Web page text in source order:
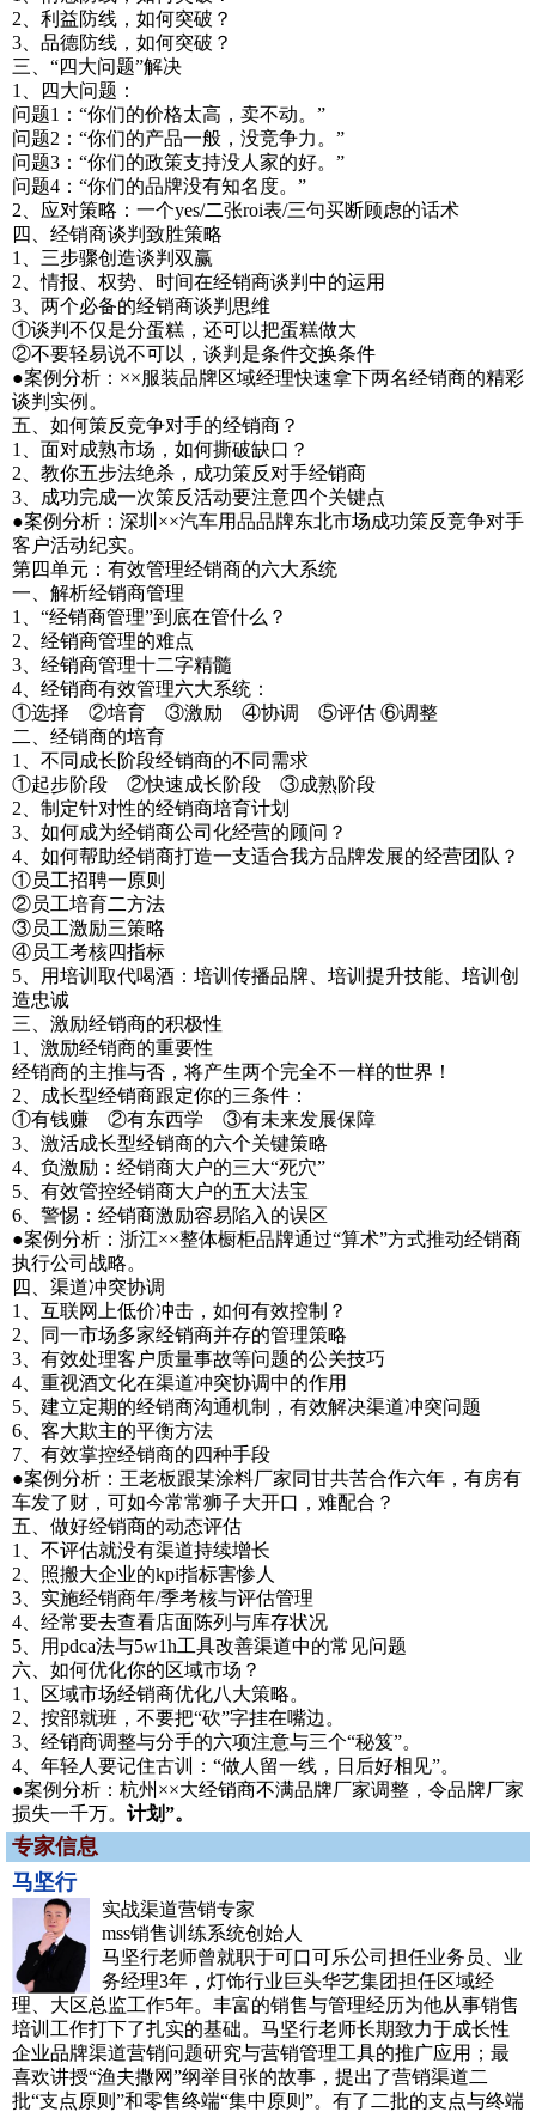
2、利益防线，如何突破？
3、品德防线，如何突破？
三、“四大问题”解决
1、四大问题：
问题1：“你们的价格太高，卖不动。”
问题2：“你们的产品一般，没竞争力。”
问题3：“你们的政策支持没人家的好。”
问题4：“你们的品牌没有知名度。”
2、应对策略：一个yes/二张roi表/三句买断顾虑的话术
四、经销商谈判致胜策略
1、三步骤创造谈判双赢
2、情报、权势、时间在经销商谈判中的运用
3、两个必备的经销商谈判思维
①谈判不仅是分蛋糕，还可以把蛋糕做大
②不要轻易说不可以，谈判是条件交换条件
●案例分析：××服装品牌区域经理快速拿下两名经销商的精彩
谈判实例。
五、如何策反竞争对手的经销商？
1、面对成熟市场，如何撕破缺口？
2、教你五步法绝杀，成功策反对手经销商
3、成功完成一次策反活动要注意四个关键点
●案例分析：深圳××汽车用品品牌东北市场成功策反竞争对手
客户活动纪实。
第四单元：有效管理经销商的六大系统
一、解析经销商管理
1、“经销商管理”到底在管什么？
2、经销商管理的难点
3、经销商管理十二字精髓
4、经销商有效管理六大系统：
①选择 ②培育 ③激励 ④协调 ⑤评估 ⑥调整
二、经销商的培育
1、不同成长阶段经销商的不同需求
①起步阶段 ②快速成长阶段 ③成熟阶段
2、制定针对性的经销商培育计划
3、如何成为经销商公司化经营的顾问？
4、如何帮助经销商打造一支适合我方品牌发展的经营团队？
①员工招聘一原则
②员工培育二方法
③员工激励三策略
④员工考核四指标
5、用培训取代喝酒：培训传播品牌、培训提升技能、培训创
造忠诚
三、激励经销商的积极性
1、激励经销商的重要性
经销商的主推与否，将产生两个完全不一样的世界！
2、成长型经销商跟定你的三条件：
①有钱赚 ②有东西学 ③有未来发展保障
3、激活成长型经销商的六个关键策略
4、负激励：经销商大户的三大“死穴”
5、有效管控经销商大户的五大法宝
6、警惕：经销商激励容易陷入的误区
●案例分析：浙江××整体橱柜品牌通过“算术”方式推动经销商
执行公司战略。
四、渠道冲突协调
1、互联网上低价冲击，如何有效控制？
2、同一市场多家经销商并存的管理策略
3、有效处理客户质量事故等问题的公关技巧
4、重视酒文化在渠道冲突协调中的作用
5、建立定期的经销商沟通机制，有效解决渠道冲突问题
6、客大欺主的平衡方法
7、有效掌控经销商的四种手段
●案例分析：王老板跟某涂料厂家同甘共苦合作六年，有房有
车发了财，可如今常常狮子大开口，难配合？
五、做好经销商的动态评估
1、不评估就没有渠道持续增长
2、照搬大企业的kpi指标害惨人
3、实施经销商年/季考核与评估管理
4、经常要去查看店面陈列与库存状况
5、用pdca法与5w1h工具改善渠道中的常见问题
六、如何优化你的区域市场？
1、区域市场经销商优化八大策略。
2、按部就班，不要把“砍”字挂在嘴边。
3、经销商调整与分手的六项注意与三个“秘笈”。
4、年轻人要记住古训：“做人留一线，日后好相见”。
●案例分析：杭州××大经销商不满品牌厂家调整，令品牌厂家
损失一千万。 计划”。
专家信息
马坚行
实战渠道营销专家
mss销售训练系统创始人
马坚行老师曾就职于可口可乐公司担任业务员、业
务经理3年，灯饰行业巨头华艺集团担任区域经
理、大区总监工作5年。丰富的销售与管理经历为他从事销售
培训工作打下了扎实的基础。马坚行老师长期致力于成长性
企业品牌渠道营销问题研究与营销管理工具的推广应用；最
喜欢讲授“渔夫撒网”纲举目张的故事，提出了营销渠道二
批“支点原则”和零售终端“集中原则”。有了二批的支点与终端